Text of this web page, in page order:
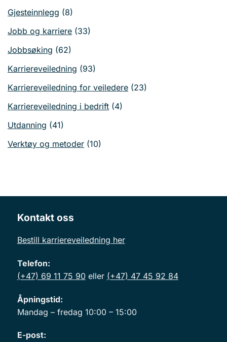
Gjesteinnlegg (8)
Jobb og karriere (33)
Jobbsøking (62)
Karriereveiledning (93)
Karriereveiledning for veiledere (23)
Karriereveiledning i bedrift (4)
Utdanning (41)
Verktøy og metoder (10)
Kontakt oss
Bestill karriereveiledning her
Telefon:
(+47) 69 11 75 90eller (+47) 47 45 92 84
Åpningstid:
Mandag – fredag 10:00 – 15:00
E-post: